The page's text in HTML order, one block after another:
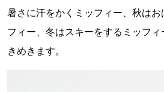
暑さに汗をかくミッフィー、秋は
フィー、冬はスキーをするミッフ
きめきます。